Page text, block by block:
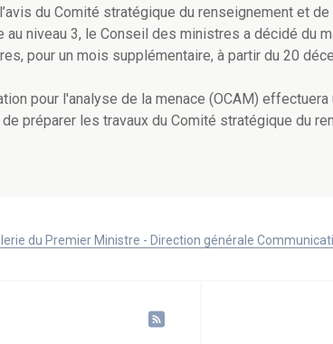
du Comité stratégique du renseignement et
au niveau 3, le Conseil des ministres a décidé du
pour un mois supplémentaire, à partir du 20
pour l'analyse de la menace (OCAM)
préparer les travaux du Comité stratégique du
du Premier Ministre - Direction générale